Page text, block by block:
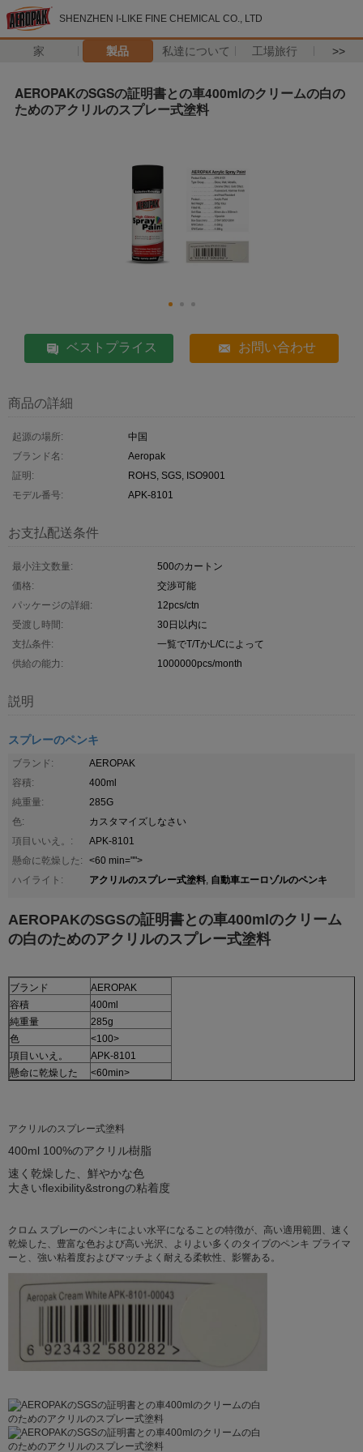
SHENZHEN I-LIKE FINE CHEMICAL CO., LTD
家 製品 私達について 工場旅行 >>
AEROPAKのSGSの証明書との車400mlのクリームの白の
ためのアクリルのスプレー式塗料
ベストプライス お問い合わせ
商品の詳細
起源の場所:
中国
ブランド名:
Aeropak
証明:
ROHS, SGS, ISO9001
モデル番号:
APK-8101
お支払配送条件
最小注文数量:
500のカートン
価格:
交渉可能
パッケージの詳細:
12pcs/ctn
受渡し時間:
30日以内に
支払条件:
一覧でT/TかL/Cによって
供給の能力:
1000000pcs/month
説明
スプレーのペンキ
ブランド:
AEROPAK
容積:
400ml
純重量:
285G
色:
カスタマイズしなさい
項目いいえ。:
APK-8101
懸命に乾燥した:
<60 min="">
ハイライト:
アクリルのスプレー式塗料, 自動車エーロゾルのペンキ
AEROPAKのSGSの証明書との車400mlのクリーム
の白のためのアクリルのスプレー式塗料
ブランド
AEROPAK
容積
400ml
純重量
285g
色
<100>
項目いいえ。
APK-8101
懸命に乾燥した
<60min>
アクリルのスプレー式塗料
400ml 100%のアクリル樹脂
速く乾燥した、鮮やかな色
大きいflexibility&strongの粘着度
クロム スプレーのペンキによい水平になることの特徴が、高い適用範囲、速く
乾燥した、豊富な色および高い光沢、よりよい多くのタイプのペンキ プライマ
ーと、強い粘着度およびマッチよく耐える柔軟性、影響ある。